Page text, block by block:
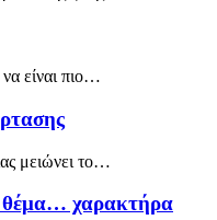
είναι πιο…
μειώνει το…
θέμα… χαρακτήρα